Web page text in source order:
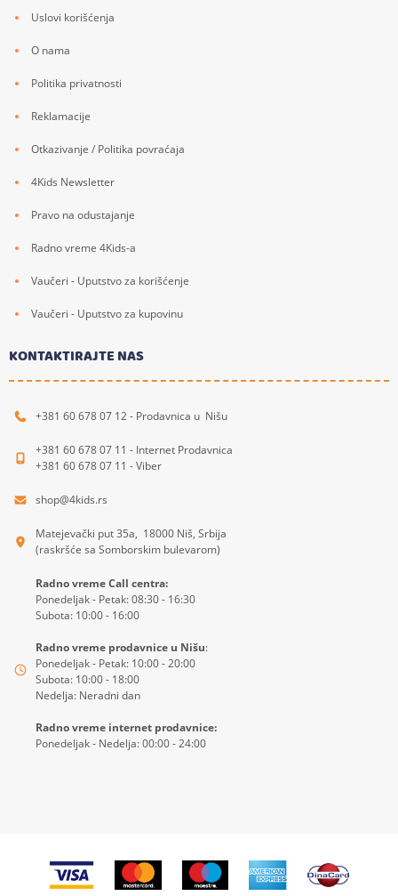
Uslovi korišćenja
O nama
Politika privatnosti
Reklamacije
Otkazivanje / Politika povraćaja
4Kids Newsletter
Pravo na odustajanje
Radno vreme 4Kids-a
Vaučeri - Uputstvo za korišćenje
Vaučeri - Uputstvo za kupovinu
KONTAKTIRAJTE NAS
+381 60 678 07 12 - Prodavnica u Nišu
+381 60 678 07 11 - Internet Prodavnica
+381 60 678 07 11 - Viber
shop@4kids.rs
Matejevački put 35a, 18000 Niš, Srbija
(raskršće sa Somborskim bulevarom)
Radno vreme Call centra:
Ponedeljak - Petak: 08:30 - 16:30
Subota: 10:00 - 16:00
Radno vreme prodavnice u Nišu:
Ponedeljak - Petak: 10:00 - 20:00
Subota: 10:00 - 18:00
Nedelja: Neradni dan
Radno vreme internet prodavnice:
Ponedeljak - Nedelja: 00:00 - 24:00